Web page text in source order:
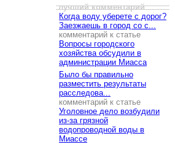
лучший комментарий
Когда воду уберете с дорог?
Заезжаешь в город со с...
комментарий к статье
Вопросы городского
хозяйства обсудили в
администрации Миасса
Было бы правильно
разместить результаты
расследова...
комментарий к статье
Уголовное дело возбудили
из-за грязной
водопроводной воды в
Миассе